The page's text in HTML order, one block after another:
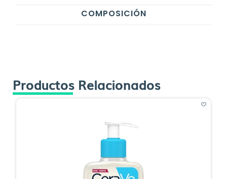
COMPOSICIÓN
Productos Relacionados